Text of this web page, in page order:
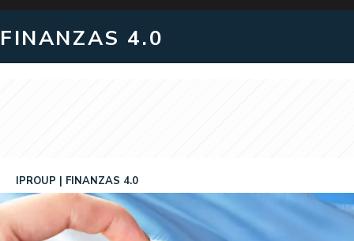
FINANZAS 4.0
IPROUP FINANZAS 4.0